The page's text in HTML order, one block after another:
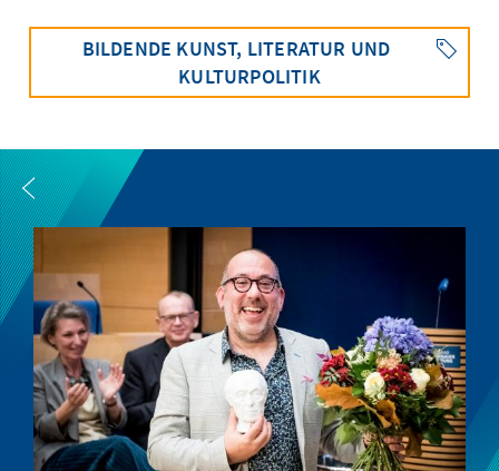
BILDENDE KUNST, LITERATUR UND
KULTURPOLITIK